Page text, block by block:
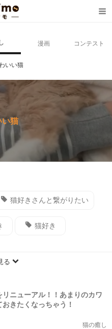
漫画 コンテスト
いい猫
猫
猫好きさんと繋がりたい
猫好き
る
ニューアル！！あまりのカワ
きたくなっちゃう！
猫の癒し